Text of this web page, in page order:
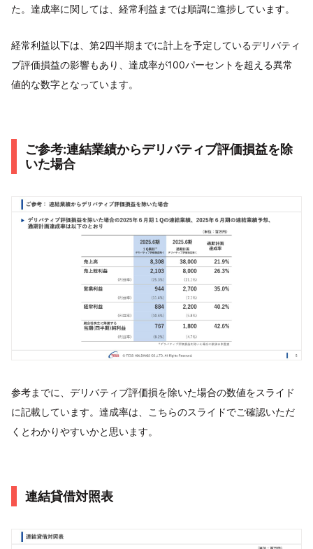
た。達成率に関しては、経常利益までは順調に進捗しています。
経常利益以下は、第2四半期までに計上を予定しているデリバティ
ブ評価損益の影響もあり、達成率が100パーセントを超える異常
値的な数字となっています。
ご参考:連結業績からデリバティブ評価損益を除
いた場合
参考までに、デリバティブ評価損を除いた場合の数値をスライド
に記載しています。達成率は、こちらのスライドでご確認いただ
くとわかりやすいかと思います。
連結貸借対照表